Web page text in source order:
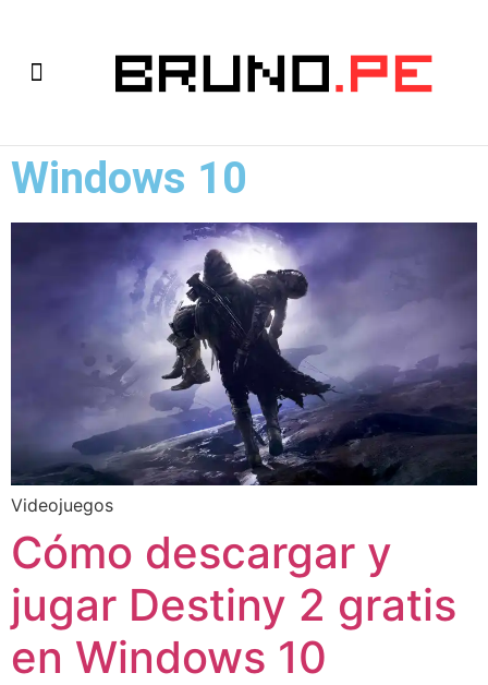
Windows 10
Videojuegos
Cómo descargar y
jugar Destiny 2 gratis
en Windows 10